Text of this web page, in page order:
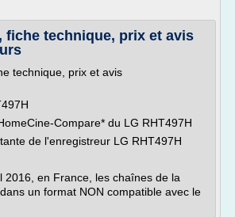
fiche technique, prix et avis
technique, prix et avis
Compare* du LG RHT497H
de l'enregistreur LG RHT497H
2016, en France, les chaînes de la
un format NON compatible avec le